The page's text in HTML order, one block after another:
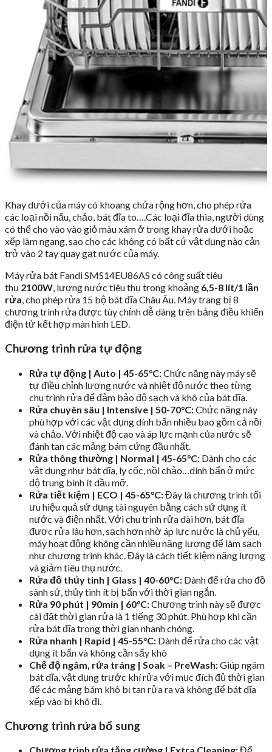
Khay dưới của máy có khoang chứa rộng hơn, cho phép rửa
các loại nồi nấu, chảo, bát đĩa to….Các loại đĩa thìa, người dùng
có thể cho vào vào giỏ màu xám ở trong khay rửa dưới hoặc
xếp làm ngang, sao cho các không có bất cứ vật dụng nào cản
trở vào 2 tay quay gạt nước của máy.
Máy rửa bát Fandi SMS14EU86AS có công suất tiêu
thụ 2100W, lượng nước tiêu thụ trong khoảng 6,5-8 lít/1 lần
rửa, cho phép rửa 15 bộ bát đĩa Châu Âu. Máy trang bị 8
chương trình rửa được tùy chỉnh dễ dàng trên bảng điều khiển
điện tử kết hợp màn hình LED.
Chương trình rửa tự động
Rửa tự động | Auto | 45-65°C:Chức năng này máy sẽ
tự điều chỉnh lượng nước và nhiệt độ nước theo từng
chu trình rửa để đảm bảo độ sạch và khô của bát đĩa.
Rửa chuyên sâu | Intensive | 50-70°C:Chức năng này
phù hợp với các vật dụng dính bẩn nhiều bao gồm cả nồi
và chảo. Với nhiệt độ cao và áp lực mạnh của nước sẽ
đánh tan các mảng bám cứng đầu nhất.
Rửa thông thường | Normal | 45-65°C: Dành cho các
vật dụng như bát dĩa, ly cốc, nồi chảo…dính bẩn ở mức
độ trung bình ít dầu mỡ.
Rửa tiết kiệm | ECO | 45-65°C:Đây là chương trình tối
ưu hiệu quả sử dụng tài nguyên bằng cách sử dụng ít
nước và điện nhất. Với chu trình rửa dài hơn, bát đĩa
được rửa lâu hơn, sạch hơn nhờ áp lực nước là chủ yếu,
máy hoạt động không cần nhiều năng lượng để làm sạch
như chương trình khác. Đây là cách tiết kiệm năng lượng
và giảm tiêu thụ nước.
Rửa đồ thủy tinh | Glass | 40-60°C: Dành để rửa cho đồ
sành sứ, thủy tinh ít bị bẩn với thời gian ngắn.
Rửa 90 phút | 90min | 60°C:Chương trình này sẽ được
cài đặt thời gian rửa là 1 tiếng 30 phút. Phù hợp khi cần
rửa bát đĩa trong thời gian nhanh chóng.
Rửa nhanh | Rapid | 45-55°C: Dành để rửa cho các vật
dụng ít bẩn và không cần sấy khô
Chế độ ngâm, rửa tráng | Soak – PreWash:Giúp ngâm
bát dĩa, vật dụng trước khí rửa với mục đích đủ thời gian
để các mảng bám khô bị tan rửa ra và không để bát dĩa
xếp vào bị khô đi.
Chương trình rửa bổ sung